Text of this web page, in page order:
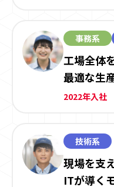
事務系
工場全体
最適な生
2022年入社
技術系
現場を支
ITが導く